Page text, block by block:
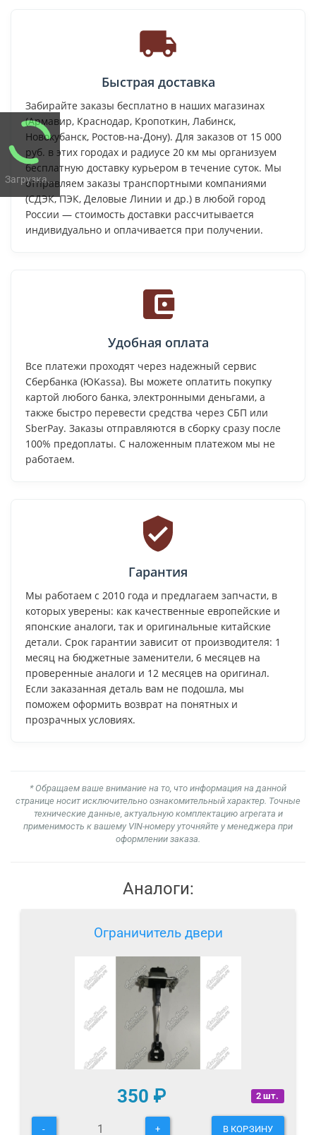
Загрузка...
Быстрая доставка
Забирайте заказы бесплатно в наших магазинах
(Армавир, Краснодар, Кропоткин, Лабинск,
Новокубанск, Ростов-на-Дону). Для заказов от 15 000
руб. в этих городах и радиусе 20 км мы организуем
бесплатную доставку курьером в течение суток. Мы
отправляем заказы транспортными компаниями
(СДЭК, ПЭК, Деловые Линии и др.) в любой город
России — стоимость доставки рассчитывается
индивидуально и оплачивается при получении.
Удобная оплата
Все платежи проходят через надежный сервис
Сбербанка (ЮKassa). Вы можете оплатить покупку
картой любого банка, электронными деньгами, а
также быстро перевести средства через СБП или
SberPay. Заказы отправляются в сборку сразу после
100% предоплаты. С наложенным платежом мы не
работаем.
Гарантия
Мы работаем с 2010 года и предлагаем запчасти, в
которых уверены: как качественные европейские и
японские аналоги, так и оригинальные китайские
детали. Срок гарантии зависит от производителя: 1
месяц на бюджетные заменители, 6 месяцев на
проверенные аналоги и 12 месяцев на оригинал.
Если заказанная деталь вам не подошла, мы
поможем оформить возврат на понятных и
прозрачных условиях.
* Обращаем ваше внимание на то, что информация на данной
странице носит исключительно ознакомительный характер. Точные
технические данные, актуальную комплектацию агрегата и
применимость к вашему VIN-номеру уточняйте у менеджера при
оформлении заказа.
Аналоги:
Ограничитель двери
2 шт.
350 ₽
- + В КОРЗИНУ